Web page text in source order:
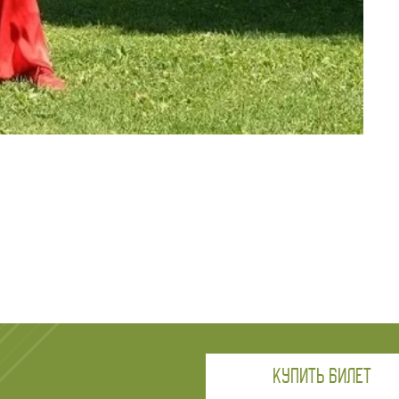
КУПИТЬ БИЛЕТ